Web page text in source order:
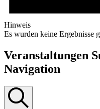
Hinweis
Es wurden keine Ergebnisse
Veranstaltungen
Navigation